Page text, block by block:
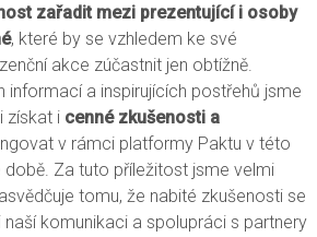
zařadit mezi prezentující i osoby
, které by se vzhledem ke své
akce zúčastnit jen obtížně.
informací a inspirujících postřehů jsme
získat i cenné zkušenosti a
v rámci platformy Paktu v této
Za tuto příležitost jsme velmi
tomu, že nabité zkušenosti se
komunikaci a spolupráci s partnery